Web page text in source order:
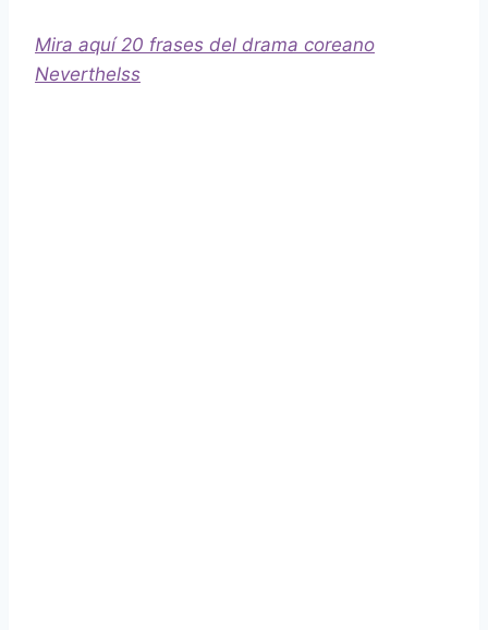
Mira aquí 20 frases del drama coreano
Neverthelss